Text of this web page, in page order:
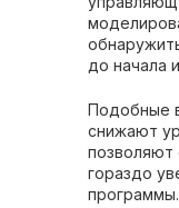
до начала
Подобные
снижают
позволяют
гораздо
программы.